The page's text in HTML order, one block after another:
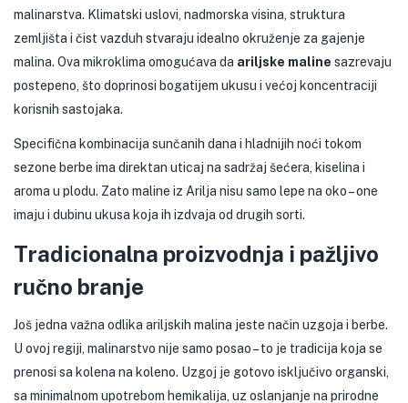
malinarstva. Klimatski uslovi, nadmorska visina, struktura
zemljišta i čist vazduh stvaraju idealno okruženje za gajenje
malina. Ova mikroklima omogućava da ariljske maline sazrevaju
postepeno, što doprinosi bogatijem ukusu i većoj koncentraciji
korisnih sastojaka.
Specifična kombinacija sunčanih dana i hladnijih noći tokom
sezone berbe ima direktan uticaj na sadržaj šećera, kiselina i
aroma u plodu. Zato maline iz Arilja nisu samo lepe na oko – one
imaju i dubinu ukusa koja ih izdvaja od drugih sorti.
Tradicionalna proizvodnja i pažljivo
ručno branje
Još jedna važna odlika ariljskih malina jeste način uzgoja i berbe.
U ovoj regiji, malinarstvo nije samo posao – to je tradicija koja se
prenosi sa kolena na koleno. Uzgoj je gotovo isključivo organski,
sa minimalnom upotrebom hemikalija, uz oslanjanje na prirodne